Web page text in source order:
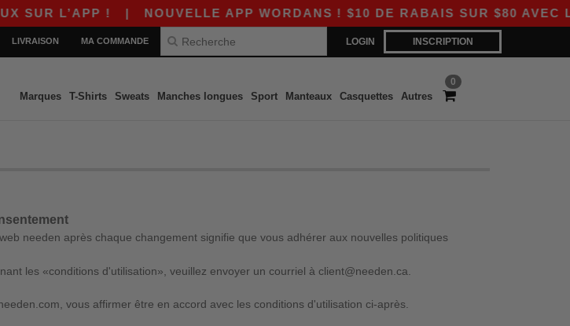
! |NOUVELLE APP WORDANS ! $10 DE RABAIS SUR $80 AVEC LE
LOGIN INSCRIPTION
LIVRAISON MA COMMANDE
0
Marques T-Shirts Sweats Manches longues Sport Manteaux Casquettes Autres
needen après chaque changement signifie que vous adhérer aux nouvelles politiques
les «conditions d'utilisation», veuillez envoyer un courriel à client@needen.ca.
vous affirmer être en accord avec les conditions d'utilisation ci-après.